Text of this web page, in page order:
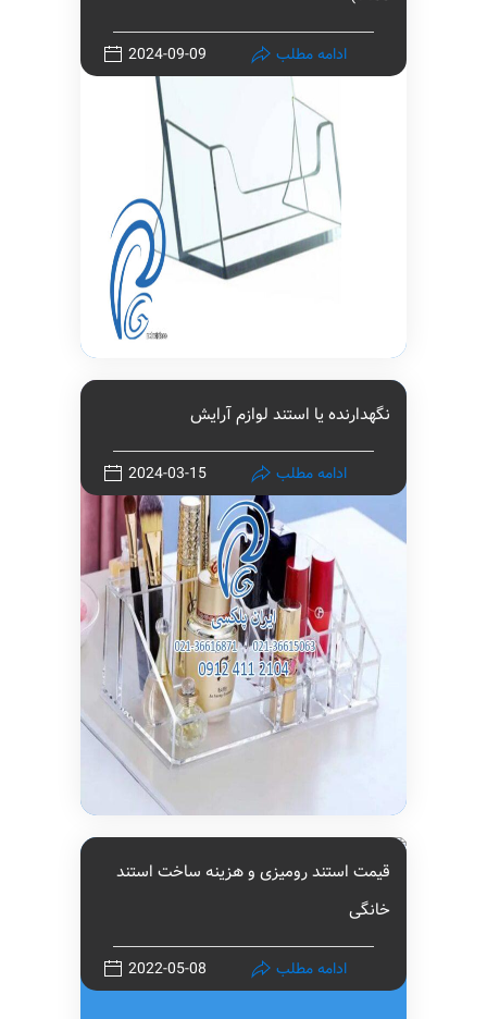
2024-09-09 ادامه مطلب
نگهدارنده یا استند لوازم آرایش
2024-03-15 ادامه مطلب
قیمت استند رومیزی و هزینه ساخت استند
خانگی
2022-05-08 ادامه مطلب